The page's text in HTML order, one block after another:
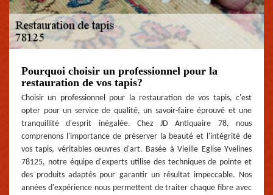
Pourquoi choisir un professionnel pour la
restauration de vos tapis?
Choisir un professionnel pour la restauration de vos tapis, c'est
opter pour un service de qualité, un savoir-faire éprouvé et une
tranquillité d'esprit inégalée. Chez JD Antiquaire 78, nous
comprenons l'importance de préserver la beauté et l'intégrité de
vos tapis, véritables œuvres d'art. Basée à Vieille Eglise Yvelines
78125, notre équipe d'experts utilise des techniques de pointe et
des produits adaptés pour garantir un résultat impeccable. Nos
années d'expérience nous permettent de traiter chaque fibre avec